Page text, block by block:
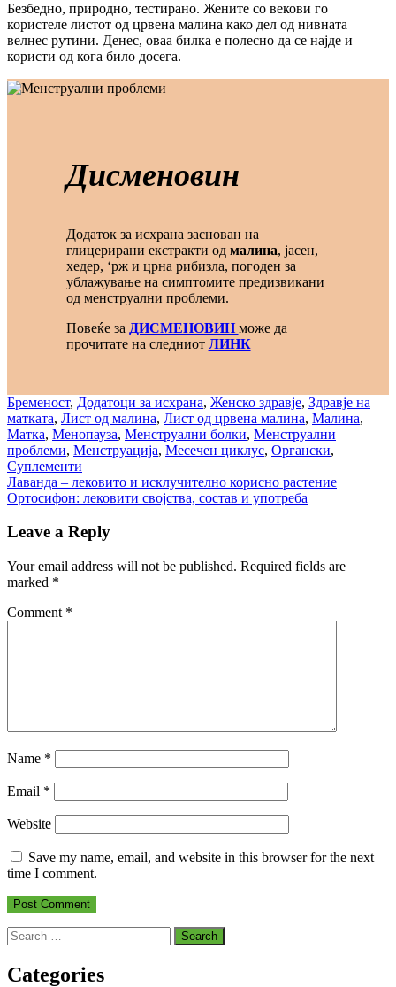
Безбедно, природно, тестирано. Жените со векови го
користеле листот од црвена малина како дел од нивната
велнес рутини. Денес, оваа билка е полесно да се најде и
користи од кога било досега.
Дисменовин
Додаток за исхрана заснован на
глицерирани екстракти од малина, јасен,
хедер, ‘рж и црна рибизла, погоден за
ублажување на симптомите предизвикани
од менструални проблеми.
Повеќе за ДИСМЕНОВИНможе да
прочитате на следниот ЛИНК
Бременост, Додатоци за исхрана, Женско здравје, Здравје на
матката, Лист од малина, Лист од црвена малина, Малина,
Матка, Менопауза, Менструални болки, Менструални
проблеми, Менструација, Месечен циклус, Органски,
Суплементи
Post
navigation
Лаванда – лековито и исклучително корисно растение
Ортосифон: лековити својства, состав и употреба
Leave a Reply
Your email address will not be published. Required fields are
marked *
Comment *
Name *
Email *
Website
Save my name, email, and website in this browser for the next
time I comment.
Search
for:
Categories